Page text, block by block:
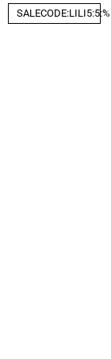
SALECODE:LILI5:5:%